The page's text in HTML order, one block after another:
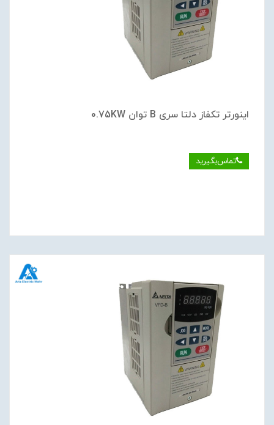
اینورتر تکفاز دلتا سری B توان 0.75KW
تماس‌بگیرید